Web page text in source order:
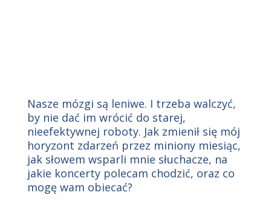
Nasze mózgi są leniwe. I trzeba walczyć,
by nie dać im wrócić do starej,
nieefektywnej roboty. Jak zmienił się mój
horyzont zdarzeń przez miniony miesiąc,
jak słowem wsparli mnie słuchacze, na
jakie koncerty polecam chodzić, oraz co
mogę wam obiecać?